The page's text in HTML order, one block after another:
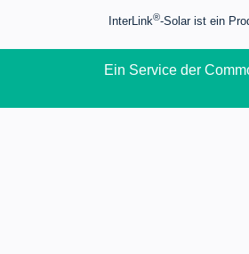
InterLink®-Solar ist ein
Ein Service der